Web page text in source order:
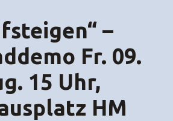
–
Fr. 09.
15 Uhr,
HM